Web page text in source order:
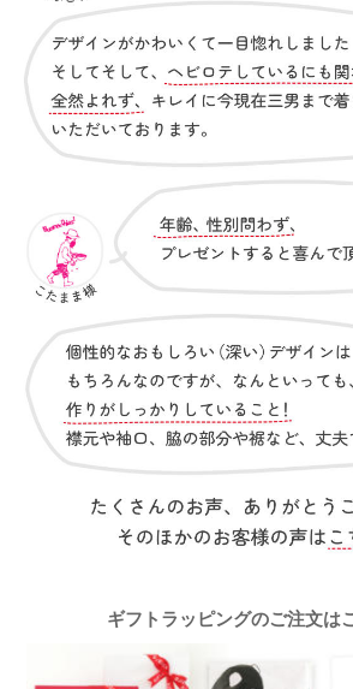
ギフトラッピングのご注文は